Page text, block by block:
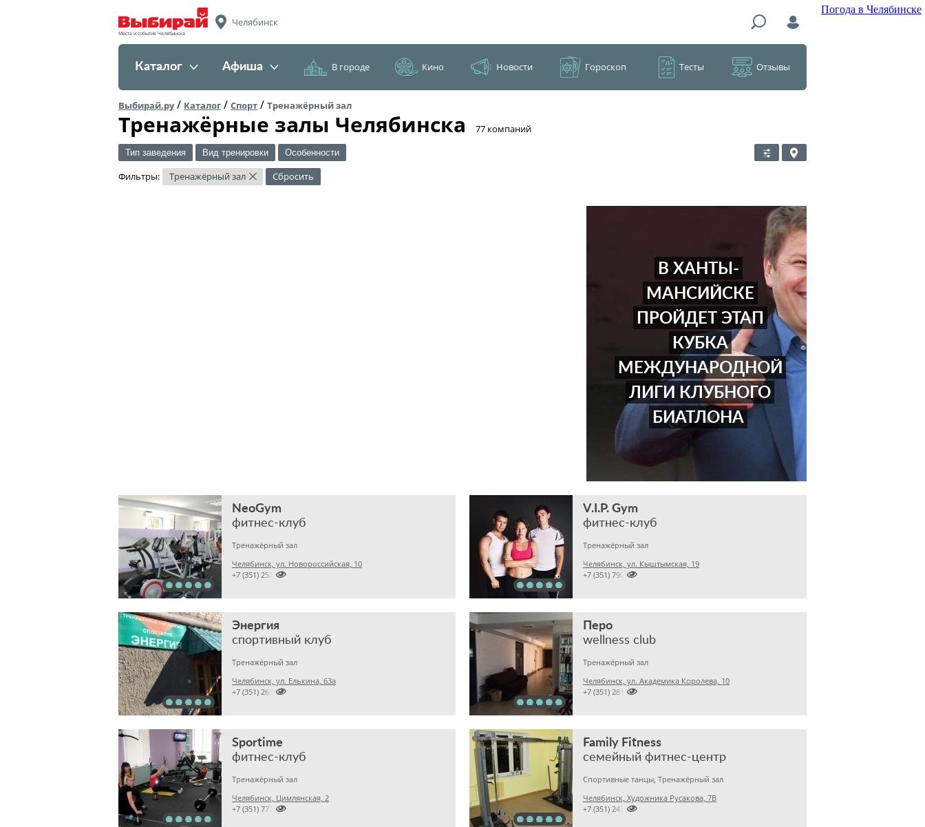
Погода в Челябинске
Места и события Челябинска
Челябинск
Каталог Афиша В городе Кино Новости Гороскоп Тесты Отзывы
Выбирай.ру/ Каталог / Спорт / Тренажёрный зал
Тренажёрные залы Челябинска ​77 компаний
Тип заведения Вид тренировки Особенности
Фильтры: Тренажёрный зал × Сбросить
В ХАНТЫ-
МАНСИЙСКЕ
ПРОЙДЕТ ЭТАП
КУБКА
МЕЖДУНАРОДНОЙ
ЛИГИ КЛУБНОГО
БИАТЛОНА
NeoGym
фитнес-клуб
Тренажёрный зал
Челябинск, ул. Новороссийская, 10

+7 (351) 2524381
V.I.P. Gym
фитнес-клуб
Тренажёрный зал
Челябинск, ул. Кыштымская, 19

+7 (351) 7905816
Энергия
спортивный клуб
Тренажёрный зал
Челябинск, ул. Елькина, 63а

+7 (351) 2635640
Перо
wellness club
Тренажёрный зал
Челябинск, ул. Академика Королева, 10

+7 (351) 2810404
Sportime
фитнес-клуб
Тренажёрный зал
Челябинск, Цимлянская, 2

+7 (351) 7774035
Family Fitness
семейный фитнес-центр
Спортивные танцы, Тренажёрный зал
Челябинск, Художника Русакова, 7В

+7 (351) 2473539